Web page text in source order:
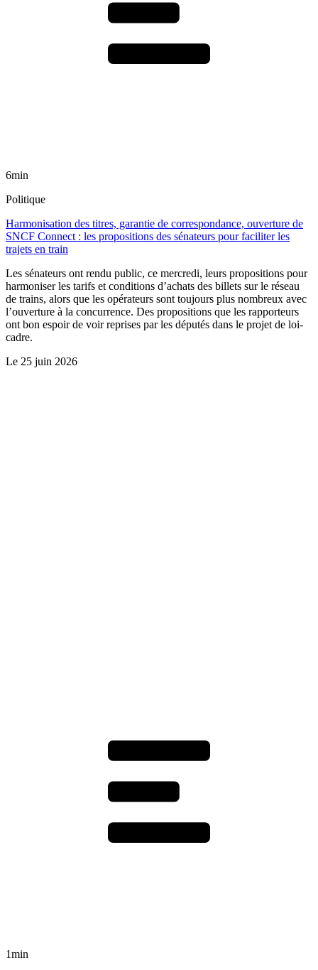
6min
Politique
Harmonisation des titres, garantie de correspondance, ouverture de
SNCF Connect : les propositions des sénateurs pour faciliter les
trajets en train
Les sénateurs ont rendu public, ce mercredi, leurs propositions pour
harmoniser les tarifs et conditions d’achats des billets sur le réseau
de trains, alors que les opérateurs sont toujours plus nombreux avec
l’ouverture à la concurrence. Des propositions que les rapporteurs
ont bon espoir de voir reprises par les députés dans le projet de loi-
cadre.
Le 25 juin 2026
1min